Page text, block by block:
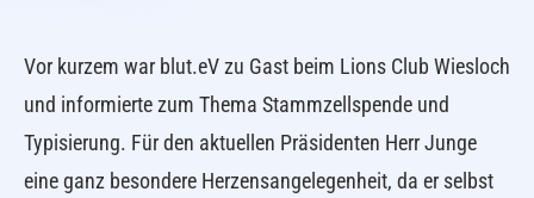
Vor kurzem war blut.eV zu Gast beim Lions Club Wiesloch
und informierte zum Thema Stammzellspende und
Typisierung. Für den aktuellen Präsidenten Herr Junge
eine ganz besondere Herzensangelegenheit, da er selbst